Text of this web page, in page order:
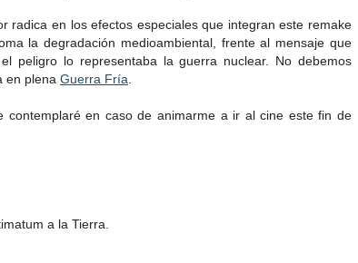
radica en los efectos especiales que integran este remake
la degradación medioambiental, frente al mensaje que
peligro lo representaba la guerra nuclear. No debemos
en plena Guerra Fría
contemplaré en caso de animarme a ir al cine este fin de
a la Tierra.